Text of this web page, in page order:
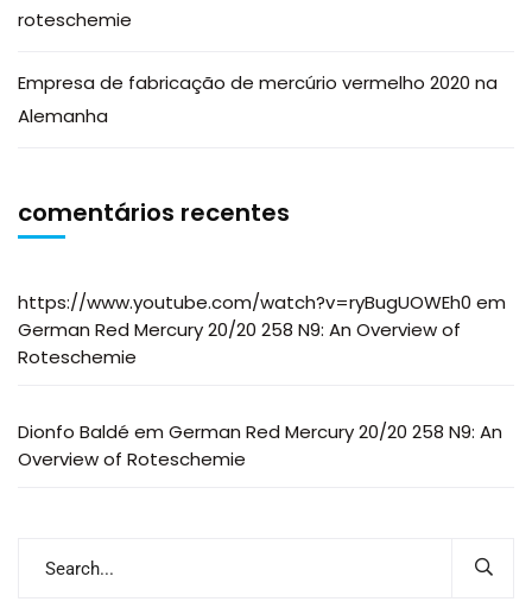
roteschemie
Empresa de fabricação de mercúrio vermelho 2020 na
Alemanha
comentários recentes
https://www.youtube.com/watch?v=ryBugUOWEh0 em
German Red Mercury 20/20 258 N9: An Overview of
Roteschemie
Dionfo Baldé em German Red Mercury 20/20 258 N9: An
Overview of Roteschemie